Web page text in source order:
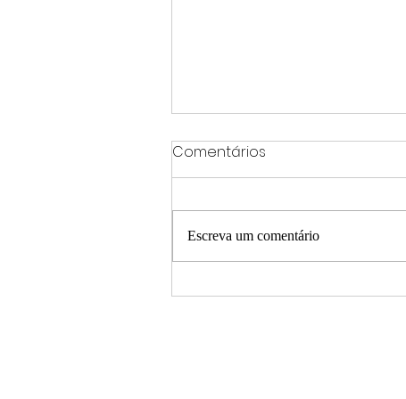
Embaixador da Argentina
Comentários
Escreva um comentário